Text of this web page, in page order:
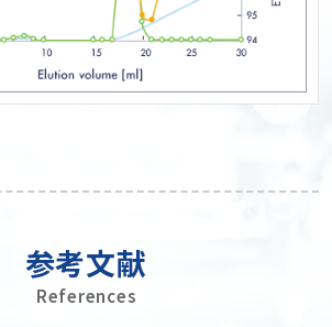
参考文献
References